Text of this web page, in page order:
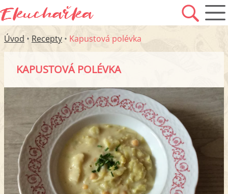
Úvod • Recepty • Kapustová polévka
KAPUSTOVÁ POLÉVKA